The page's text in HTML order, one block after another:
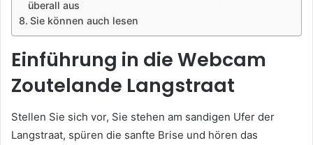
überall aus
Sie können auch lesen
Einführung in die Webcam
Zoutelande Langstraat
Stellen Sie sich vor, Sie stehen am sandigen Ufer der
Langstraat, spüren die sanfte Brise und hören das